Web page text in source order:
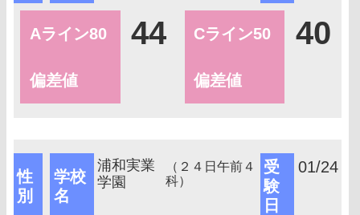
Aライン80
偏差値
44 Cライン50
偏差値
40
性
別
学校
名
浦和実業
学園
（２４日午前４
科）
受
験
日
01/24